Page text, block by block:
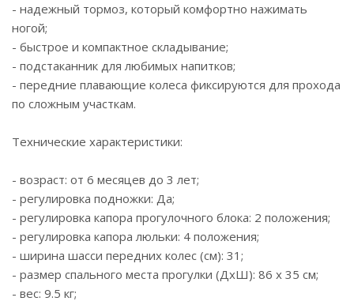
- надежный тормоз, который комфортно нажимать
ногой;
- быстрое и компактное складывание;
- подстаканник для любимых напитков;
- передние плавающие колеса фиксируются для прохода
по сложным участкам.
Технические характеристики:
- возраст: от 6 месяцев до 3 лет;
- регулировка подножки: Да;
- регулировка капора прогулочного блока: 2 положения;
- регулировка капора люльки: 4 положения;
- ширина шасси передних колес (см): 31;
- размер спального места прогулки (ДхШ): 86 x 35 см;
- вес: 9.5 кг;